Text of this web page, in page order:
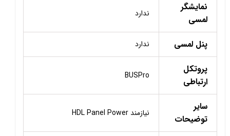
نمایشگر
لمسی
ندارد
پنل لمسی ندارد
پروتکل
ارتباطی
BUSPro
سایر
توضیحات
نیازمند HDL Panel Power